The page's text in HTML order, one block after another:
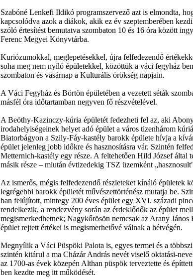
Szabóné Lenkefi Ildikó programszervező azt is elmondta,
kapcsolódva azok a diákok, akik ez év szeptemberében
szóló értesítést bemutatva szombaton 10 és 16 óra között
Ferenc Megyei Könyvtárba.
Kuriózumokkal, meglepetésekkel, újra felfedezendő
soha meg nem nyíló épületekkel, közöttük a váci fegyház
szombaton és vasárnap a Kulturális örökség napjain.
A Váci Fegyház és Börtön épületében a vezetett séták
másfél óra időtartamban negyven fő részvételével.
A Beöthy-Kazinczy-kúria épületét fedezheti fel az, aki
irodahelyiségeinek helyet adó épület a város tizenhárom
Biatorbágyon a Szily-Fáy-kastély barokk épülete hívja a
épület jelenleg jobb időkre és hasznosításra vár. Szintén
Metternich-kastély egy része. A feltehetően Hild József által
másik része – miután évtizedekig TSZ üzemként
Az ismerős, mégis felfedezendő részleteket kínáló épületek
legrégebbi barokk épületét művészettörténész mutatja be.
ban felújított, mintegy 200 éves épület egy XVI. századi
rendelkezik, a rendezvény során az érdeklődők az épület
megismerkedhetnek; Nagykőrösön nemcsak az Arany
épület rejtett értékei is megismerhetővé válnak a hétvégén.
Megnyílik a Váci Püspöki Palota is, egyes termei és a
szintén kitárul a ma Cházár András nevét viselő oktatási-
az 1700-as évek közepén Althan püspök terveztette és
ben kezdte meg itt működését.